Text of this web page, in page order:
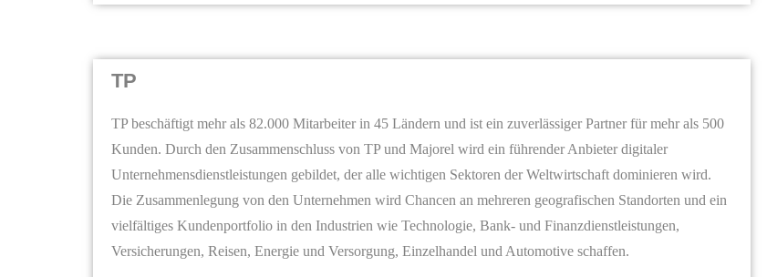
TP
TP beschäftigt mehr als 82.000 Mitarbeiter in 45 Ländern und ist ein zuverlässiger Partner für mehr als 500
Kunden. Durch den Zusammenschluss von TP und Majorel wird ein führender Anbieter digitaler
Unternehmensdienstleistungen gebildet, der alle wichtigen Sektoren der Weltwirtschaft dominieren wird.
Die Zusammenlegung von den Unternehmen wird Chancen an mehreren geografischen Standorten und ein
vielfältiges Kundenportfolio in den Industrien wie Technologie, Bank- und Finanzdienstleistungen,
Versicherungen, Reisen, Energie und Versorgung, Einzelhandel und Automotive schaffen.